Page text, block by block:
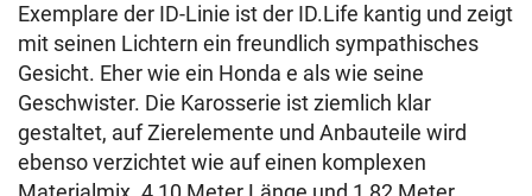
Exemplare der ID-Linie ist der ID.Life kantig und zeigt
mit seinen Lichtern ein freundlich sympathisches
Gesicht. Eher wie ein Honda e als wie seine
Geschwister. Die Karosserie ist ziemlich klar
gestaltet, auf Zierelemente und Anbauteile wird
ebenso verzichtet wie auf einen komplexen